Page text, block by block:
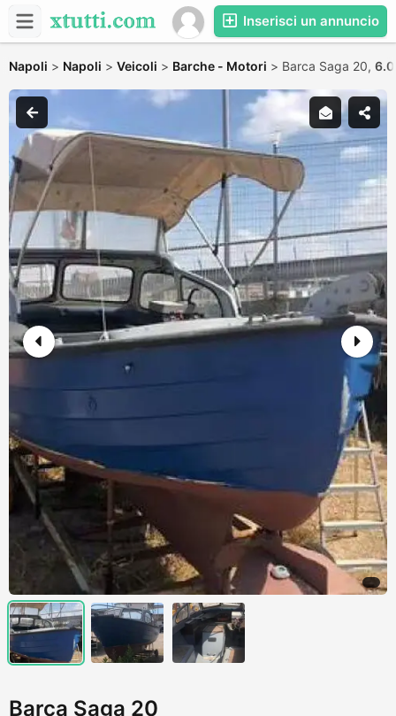
Inserisci un annuncio
Napoli > Napoli > Veicoli > Barche - Motori > Barca Saga 20,
Barca Saga 20